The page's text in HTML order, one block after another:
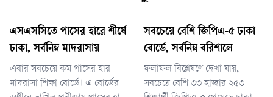
এসএসসিতে পাসের হারে শীর্ষে
ঢাকা, সর্বনিম্ন মাদরাসায়
এবার সবচেয়ে কম পাসের হার
মাদরাসা শিক্ষা বোর্ডে। এ বোর্ডের
সবচেয়ে বেশি জিপিএ-৫ ঢাকা
বোর্ডে, সর্বনিম্ন বরিশালে
ফলাফল বিশ্লেষণে দেখা যায়,
সবচেয়ে বেশি ৩৩ হাজার ২৫৩